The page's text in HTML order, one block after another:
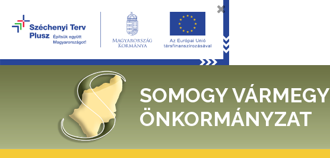
SOMOGY
ÖNKORMÁNYZAT